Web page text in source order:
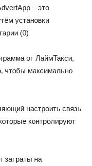
– это
установки
(0)
от ЛаймТакси,
чтобы максимально
настроить связь
контролируют
затраты на